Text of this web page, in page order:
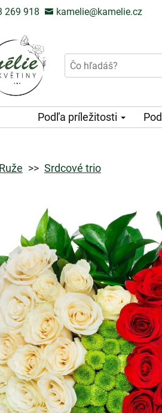
269 918 kamelie@kamelie.cz
Podľa príležitosti
Ruže Srdcové trio